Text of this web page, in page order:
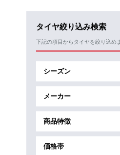
タイヤ絞り込み検索
下記の項目からタイヤを絞り込め
シーズン
メーカー
商品特徴
価格帯